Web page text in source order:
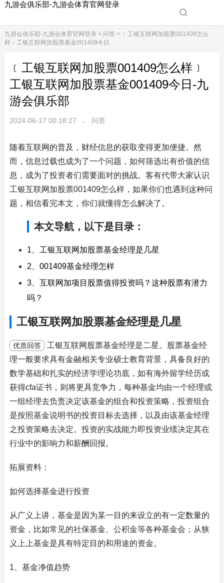
九游会俱乐部-九游会体育官网登录
九游会俱乐部-九游会体育官网登录> 问答 > ﹝工银互联网加股票001409怎么
样﹞工银互联网加股票基金001409今日
﹝工银互联网加股票001409怎么样﹞
工银互联网加股票基金001409今日-九
游会俱乐部
2024-06-17 00:18:27 问答
随着互联网的普及，财经信息的获取变得更加便捷。然
而，信息过载也成为了一个问题，如何筛选出有价值的信
息，成为了投资者们需要面对的挑战。客有代带大家认识
工银互联网加股票001409怎么样，如果你们也遇到这种问
题，相信看完本文，你们就懂得怎么解决了。
本文导航，以下是目录：
1、工银互联网加股票基金经理是几星
2、001409基金经理怎样
3、互联网加项目股票值得投资吗？这种股票有潜力
吗？
工银互联网加股票基金经理是几星
优质回答
工银互联网股票基金经理是二星。股票基金经
理一般要求具有金融相关专业硕士教育背景，具备良好的
数学基础和扎实的经济学理论功底，如有海外留学经历或
获得cfa证书，则将更具竞争力，每种基金均由一个经理或
一组经理去负责决定该基金的组合和投资策略，投资组合
是按照基金说明书的投资目标去选择，以及由该基金经理
之投资策略去决定。投资的实战能力即投资业绩决定其在
行业中的影响力和薪酬回报。
拓展资料：
如何选择基金进行投资
从广义上讲，基金是因为某一目的来设立的有一定数量的
资金，比如常见的社保基金、公积金等各种基金会；从狭
义上上基金是具有特定目的和用途的资金。
1、基金净值趋势